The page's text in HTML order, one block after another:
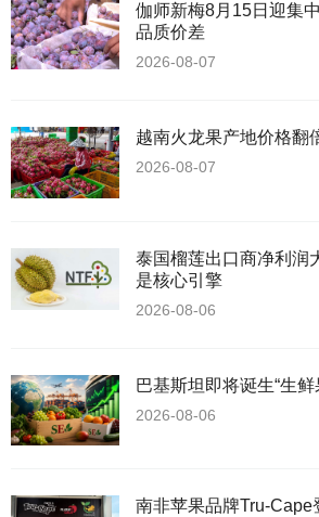
伽师新梅8月15日迎集中采收 产量
品质价差
2026-08-07
越南火龙果产地价格翻
2026-08-07
泰国榴莲出口商净利润
是核心引擎
2026-08-06
巴基斯坦即将诞生“生
2026-08-06
南非苹果品牌Tru-Cape